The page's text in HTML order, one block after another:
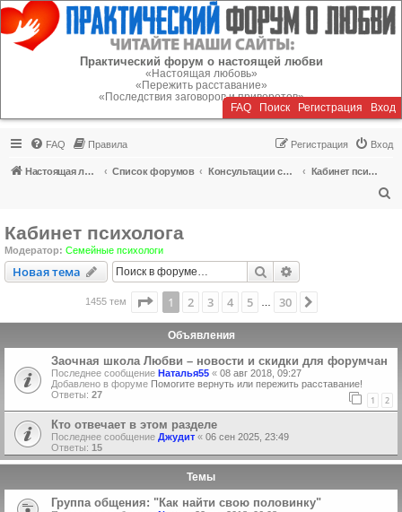
Регистрация
Практический форум о настоящей любви
«Настоящая любовь»
«Пережить расставание»
«Последствия заговоров и приворотов»
FAQ Поиск Регистрация Вход
FAQ Правила Вход
Регистрация
Настоящая любовь Список форумов Консультации специалистов
Кабинет психолога
Кабинет психолога
Модератор: Семейные психологи
Новая тема
Новаятема Поиск
1455 тем Страница из 30
1 2 3 4 5 30
Объявления
Заочная школа Любви – новости и скидки для форумчан
Последнее сообщение Наталья55 « 08 авг 2018, 09:27
Добавлено в форуме Помогите вернуть или пережить расставание!
Ответы: 27 1 2
Кто отвечает в этом разделе
Последнее сообщение Джудит « 06 сен 2025, 23:49
Ответы: 15
Темы
Группа общения: "Как найти свою половинку"